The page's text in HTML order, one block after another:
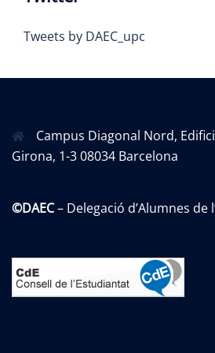
Tweets by DAEC_upc
Campus Diagonal Nord,
Girona, 1-3 08034 Barcelona
©DAEC– Delegació d’Alumnes de